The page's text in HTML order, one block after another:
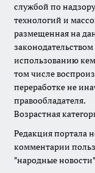
службой по
технологий и
размещенная на
использованию
том числе
переработке не
правообладателя.
Возрастная
Редакция портала
комментарии
"народные